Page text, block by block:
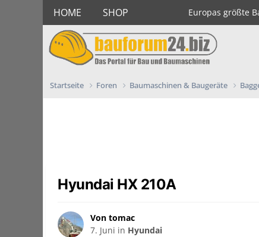
HOME SHOP Europas größte
Startseite Foren Baumaschinen & Baugeräte
Hyundai HX 210A
Von tomac
7. Juni in Hyundai